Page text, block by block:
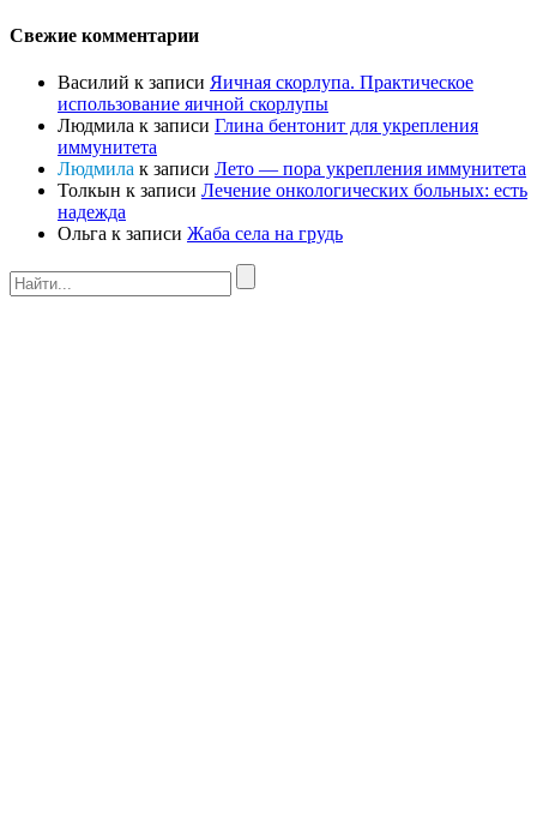
Свежие комментарии
Василий к записи Яичная скорлупа. Практическое
использование яичной скорлупы
Людмила к записи Глина бентонит для укрепления
иммунитета
Людмила к записи Лето — пора укрепления иммунитета
Толкын к записи Лечение онкологических больных: есть
надежда
Ольга к записи Жаба села на грудь